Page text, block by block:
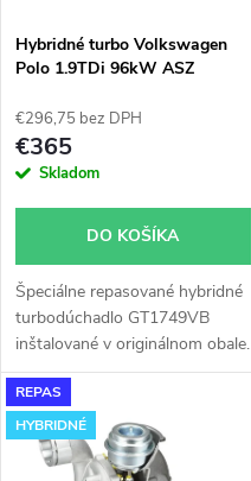
e
p
r
d
u
k
s
p
r
o
d
u
k
t
Hybridné turbo Volkswagen
Polo 1.9TDi 96kW ASZ
€296,75 bez DPH
€365
Skladom
DO KOŠÍKA
Špeciálne repasované hybridné
turbodúchadlo GT1749VB
inštalované v originálnom obale.
Vhodné najmä k výkonnostným
úpravam ako napr.
chiptuning. Pre vozidlá
Volkswagen Polo 1.9TDi 96kW
REPAS
HYBRIDNÉ